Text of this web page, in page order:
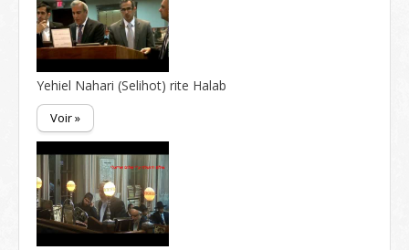
Yehiel Nahari (Selihot) rite Halab
Voir »